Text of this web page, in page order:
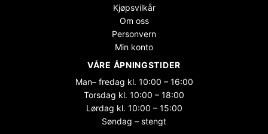
Kjøpsvilkår
Om oss
Personvern
Min konto
VÅRE ÅPNINGSTIDER
Man– fredag kl. 10:00 – 16:00
Torsdag kl. 10:00 – 18:00
Lørdag kl. 10:00 – 15:00
Søndag – stengt